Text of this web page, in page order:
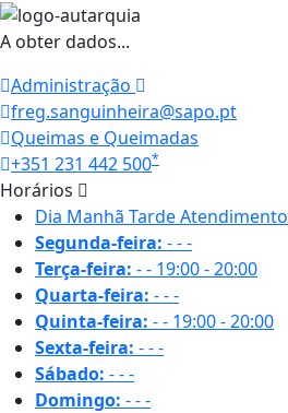
A obter dados...
Administração
freg.sanguinheira@sapo.pt
Queimas e Queimadas
+351 231 442 500*
Horários
Dia Manhã TardeAtendimento
Segunda-feira: ---
Terça-feira: -- 19:00 - 20:00
Quarta-feira: ---
Quinta-feira: -- 19:00 - 20:00
Sexta-feira: ---
Sábado: ---
Domingo: ---